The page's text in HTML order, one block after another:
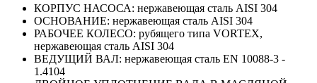
КОРПУС НАСОСА: нержавеющая сталь AISI 304
ОСНОВАНИЕ: нержавеющая сталь AISI 304
РАБОЧЕЕ КОЛЕСО: рубящего типа VORTEX,
нержавеющая сталь AISI 304
ВЕДУЩИЙ ВАЛ: нержавеющая сталь EN 10088-3 -
1.4104